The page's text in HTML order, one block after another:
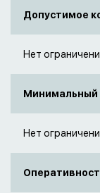
Допустимое
Нет
Минимальный
Нет